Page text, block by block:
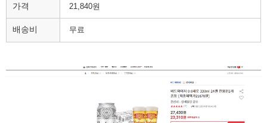
가격 21,840원
배송비 무료